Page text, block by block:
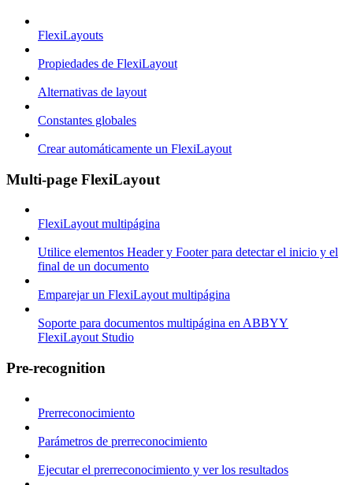
FlexiLayouts
Propiedades de FlexiLayout
Alternativas de layout
Constantes globales
Crear automáticamente un FlexiLayout
Multi-page FlexiLayout
FlexiLayout multipágina
Utilice elementos Header y Footer para detectar el inicio y el
final de un documento
Emparejar un FlexiLayout multipágina
Soporte para documentos multipágina en ABBYY
FlexiLayout Studio
Pre-recognition
Prerreconocimiento
Parámetros de prerreconocimiento
Ejecutar el prerreconocimiento y ver los resultados